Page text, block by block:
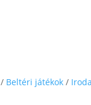
/ Beltéri játékok /